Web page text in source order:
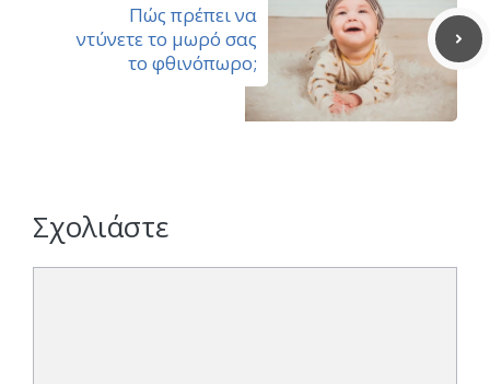
Πώς πρέπει να
ντύνετε το μωρό σας
το φθινόπωρο;
Σχολιάστε